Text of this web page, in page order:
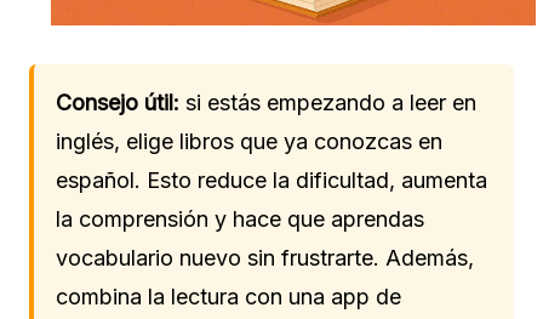
Consejo útil: si estás empezando a leer en
inglés, elige libros que ya conozcas en
español. Esto reduce la dificultad, aumenta
la comprensión y hace que aprendas
vocabulario nuevo sin frustrarte. Además,
combina la lectura con una app de